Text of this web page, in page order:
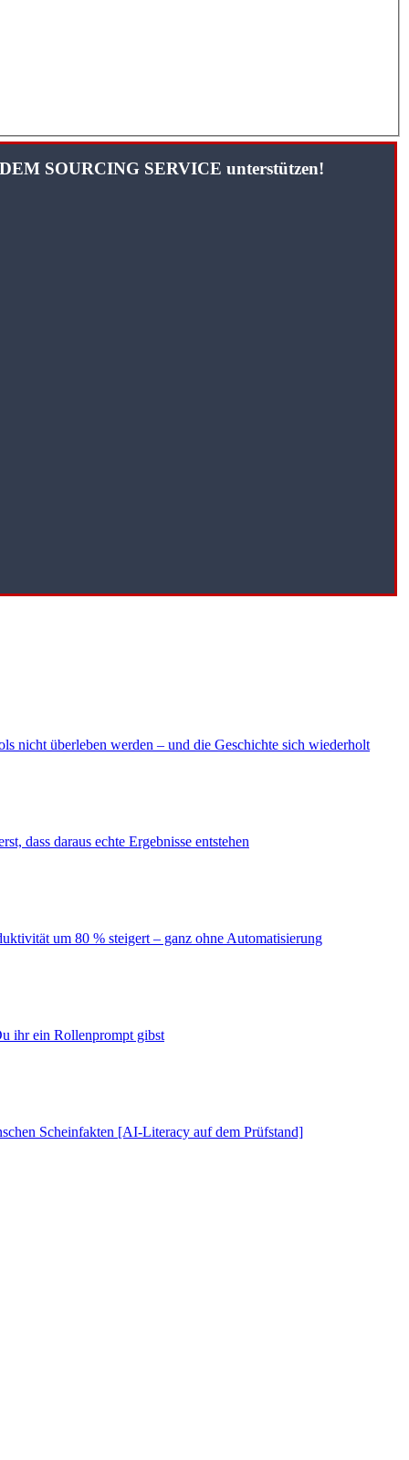
SOURCING SERVICE unterstützen!
nicht überleben werden – und die Geschichte sich wiederholt
dass daraus echte Ergebnisse entstehen
um 80 % steigert – ganz ohne Automatisierung
ihr ein Rollenprompt gibst
Scheinfakten [AI-Literacy auf dem Prüfstand]